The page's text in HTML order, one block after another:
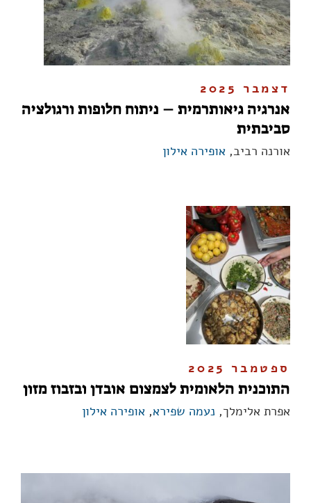
דצמבר 2025
אנרגיה גיאותרמית – ניתוח חלופות ורגולציה
סביבתית
אורנה רביב, אופירה אילון
ספטמבר 2025
התוכנית הלאומית לצמצום אובדן ובזבוז מזון
אפרת אלימלך, נעמה שפירא, אופירה אילון